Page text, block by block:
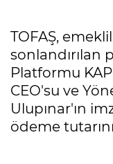
TOFAŞ,
sonlandırılan
Platformu
CEO'su ve
Ulupınar'ın
ödeme